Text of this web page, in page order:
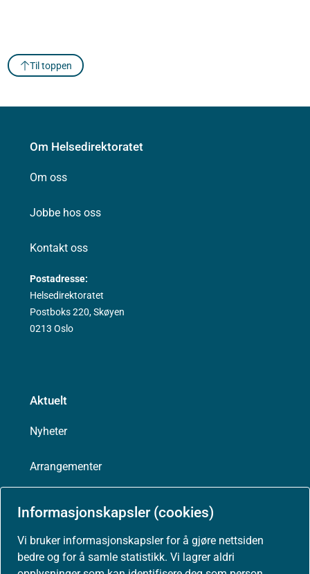
Informasjonskapsler (cookies)
Vi bruker informasjonskapsler for å gjøre nettsiden
bedre og for å samle statistikk. Vi lagrer aldri
Til toppen
Om Helsedirektoratet
Om oss
Jobbe hos oss
Kontakt oss
Postadresse:
Helsedirektoratet
Postboks 220, Skøyen
0213 Oslo
Aktuelt
Nyheter
Arrangementer
Presse